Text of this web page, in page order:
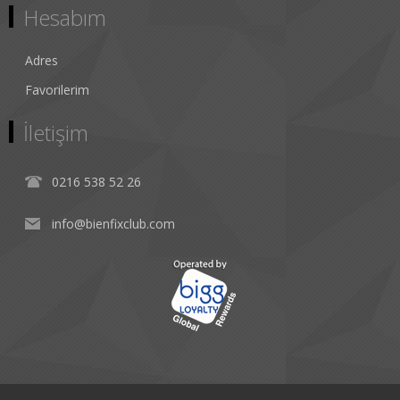
Hesabım
Adres
Favorilerim
İletişim
0216 538 52 26
info@bienfixclub.com